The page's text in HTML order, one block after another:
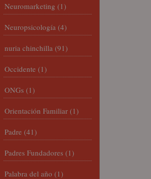
Neuromarketing (1)
Neuropsicología (4)
nuria chinchilla (91)
Occidente (1)
ONGs (1)
Orientación Familiar (1)
Padre (41)
Padres Fundadores (1)
Palabra del año (1)